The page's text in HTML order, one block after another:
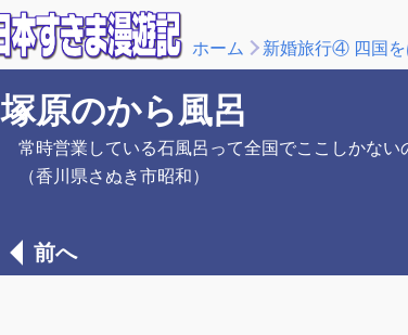
ホーム 新婚旅行④ 四国を
塚原のから風呂
常時営業している石風呂って全国でここしかない
（香川県さぬき市昭和）
前へ